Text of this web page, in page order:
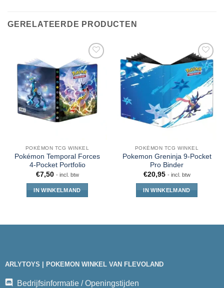
GERELATEERDE PRODUCTEN
POKÉMON TCG WINKEL
Pokémon Temporal Forces
4-Pocket Portfolio
€7,50 - incl. btw
IN WINKELMAND
POKÉMON TCG WINKEL
Pokemon Greninja 9-Pocket
Pro Binder
€20,95 - incl. btw
IN WINKELMAND
ARLYTOYS | POKEMON WINKEL VAN FLEVOLAND
Bedrijfsinformatie / Openingstijden